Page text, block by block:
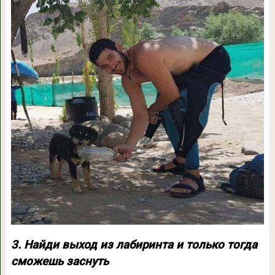
3. Найди выход из лабиринта и только тогда
сможешь заснуть